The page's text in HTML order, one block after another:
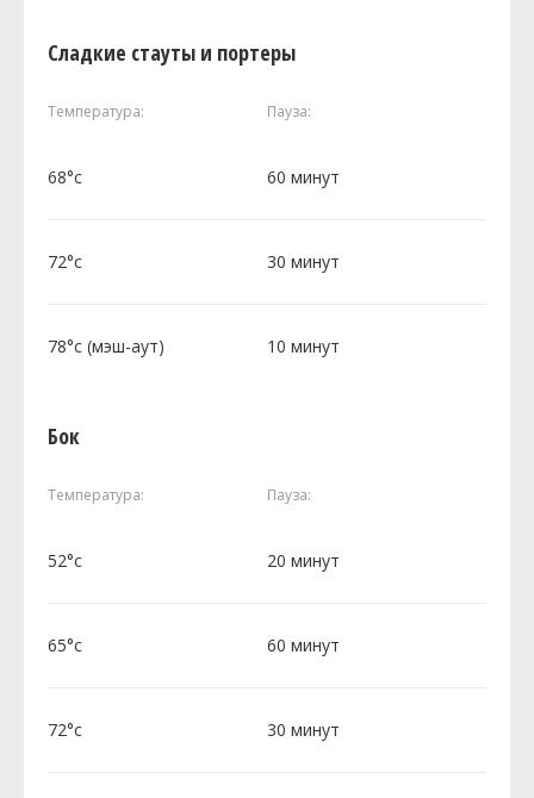
Сладкие стауты и портеры
Температура: Пауза:
68°c 60 минут
72°c 30 минут
78°c (мэш-аут) 10 минут
Бок
Температура: Пауза:
52°c 20 минут
65°c 60 минут
72°c 30 минут